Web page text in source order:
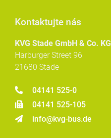
Kontaktujte nás
KVG Stade GmbH & Co. KG
Harburger Street 96
21680 Stade
04141 525-0
04141 525-105
info@kvg-bus.de